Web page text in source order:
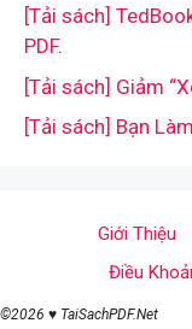
[Tải sách]
PDF.
[Tải sách] Giảm
[Tải sách] Bạn
Giới Thiệu
Điều
©2026 ♥ TaiSachPDF.Net